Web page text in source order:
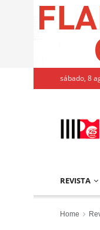
sábado, 8
REVISTA
Home